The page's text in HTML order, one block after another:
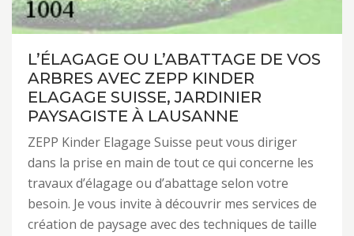
L’ÉLAGAGE OU L’ABATTAGE DE VOS
ARBRES AVEC ZEPP KINDER
ELAGAGE SUISSE, JARDINIER
PAYSAGISTE À LAUSANNE
ZEPP Kinder Elagage Suisse peut vous diriger
dans la prise en main de tout ce qui concerne les
travaux d’élagage ou d’abattage selon votre
besoin. Je vous invite à découvrir mes services de
création de paysage avec des techniques de taille